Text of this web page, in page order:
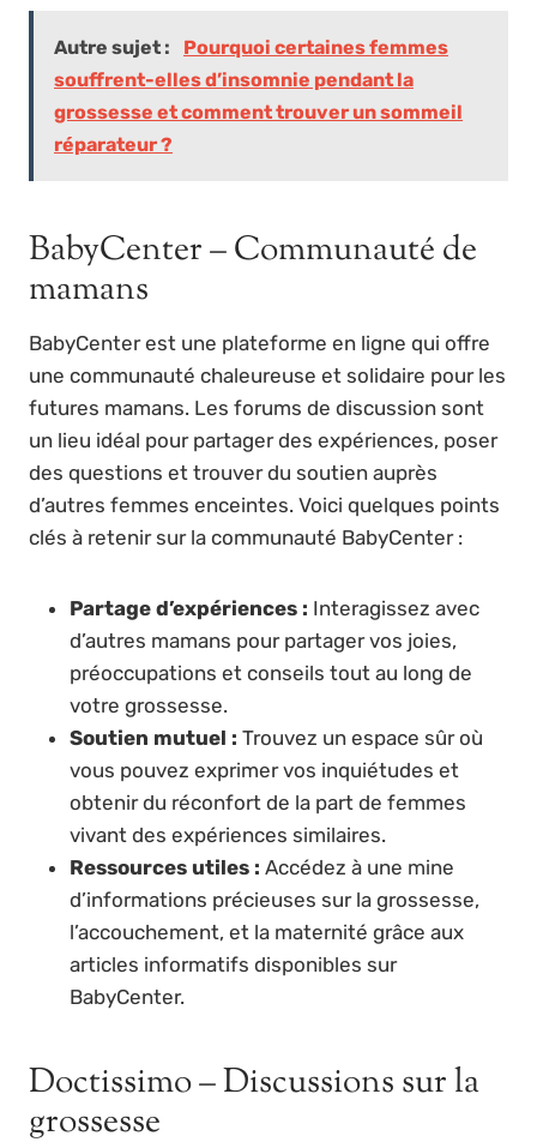
Autre sujet :
Pourquoi certaines femmes
souffrent-elles d’insomnie pendant la
grossesse et comment trouver un sommeil
réparateur ?
BabyCenter – Communauté de
mamans
BabyCenter est une plateforme en ligne qui offre
une communauté chaleureuse et solidaire pour les
futures mamans. Les forums de discussion sont
un lieu idéal pour partager des expériences, poser
des questions et trouver du soutien auprès
d’autres femmes enceintes. Voici quelques points
clés à retenir sur la communauté BabyCenter :
Partage d’expériences : Interagissez avec
d’autres mamans pour partager vos joies,
préoccupations et conseils tout au long de
votre grossesse.
Soutien mutuel : Trouvez un espace sûr où
vous pouvez exprimer vos inquiétudes et
obtenir du réconfort de la part de femmes
vivant des expériences similaires.
Ressources utiles : Accédez à une mine
d’informations précieuses sur la grossesse,
l’accouchement, et la maternité grâce aux
articles informatifs disponibles sur
BabyCenter.
Doctissimo – Discussions sur la
grossesse